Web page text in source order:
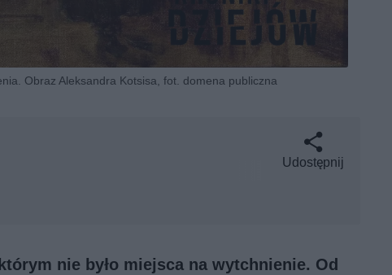
Obraz Aleksandra Kotsisa, fot. domena publiczna
Udostępnij
nie było miejsca na wytchnienie. Od